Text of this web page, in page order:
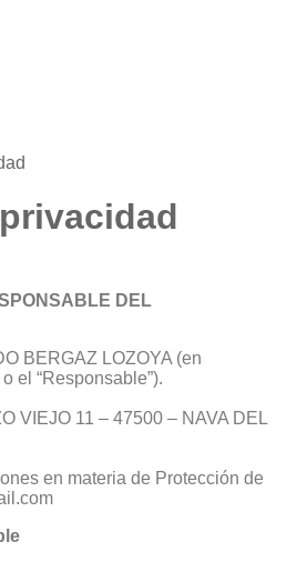
DEL
BERGAZ LOZOYA (en
el “Responsable”).
VIEJO 11 – 47500 – NAVA DEL
en materia de Protección de